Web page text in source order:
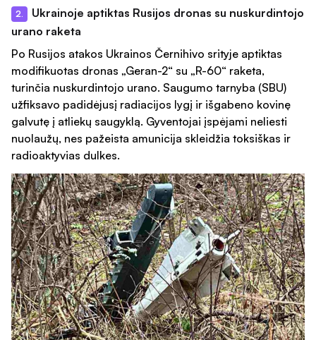
2.
Ukrainoje aptiktas Rusijos dronas su nuskurdintojo
urano raketa
Po Rusijos atakos Ukrainos Černihivo srityje aptiktas
modifikuotas dronas „Geran-2“ su „R-60“ raketa,
turinčia nuskurdintojo urano. Saugumo tarnyba (SBU)
užfiksavo padidėjusį radiacijos lygį ir išgabeno kovinę
galvutę į atliekų saugyklą. Gyventojai įspėjami neliesti
nuolaužų, nes pažeista amunicija skleidžia toksiškas ir
radioaktyvias dulkes.